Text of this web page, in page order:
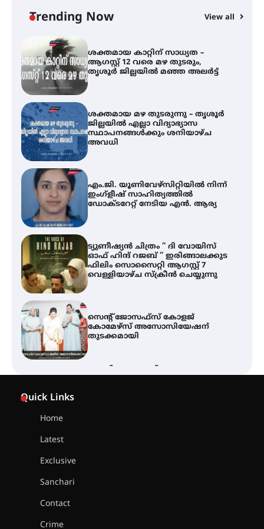
Trending Now View all
ഇടപെടണമെന്ന് ഐ.ടി.യു. ബാങ്ക്
നിക്ഷേപക സംരക്ഷണ സമിതി
ശക്തമായ കാറ്റിന് സാധ്യത –
ആഗസ്റ്റ് 12 വരെ മഴ തുടരും,
തൃശൂർ ജില്ലയിൽ മഞ്ഞ അലർട്ട്
ശക്തമായ മഴ തുടരുന്നു – തൃശൂർ
ജില്ലയിൽ എല്ലാ വിദ്യാഭ്യാസ
സ്ഥാപനങ്ങൾക്കും ശനിയാഴ്ച
അവധി
എം.ജി. യൂണിവേഴ്‌സിറ്റിയിൽ നിന്ന്
ഇംഗ്ളീഷ് സാഹിത്യത്തിൽ
ഡോക്ടറേറ്റ് നേടിയ എൻ. ആര്യ
ട്യുണീഷ്യൻ ചിത്രം ” ദി വോയിസ്
ഓഫ് ഹിന്ദ് റജബ് ” ഇരിങ്ങാലക്കുട
ഫിലിം സൊസൈറ്റി ആഗസ്റ്റ് 7
വെള്ളിയാഴ്ച സ്‌ക്രീൻ ചെയ്യുന്നു
സെന്റ് ജോസഫ്സ് കോളജ്
കോമേഴ്‌സ് അസോസിയേഷന്
തുടക്കമായി
Quick Links
Home
Latest
Exclusive
Sanchari
Contact
Crime